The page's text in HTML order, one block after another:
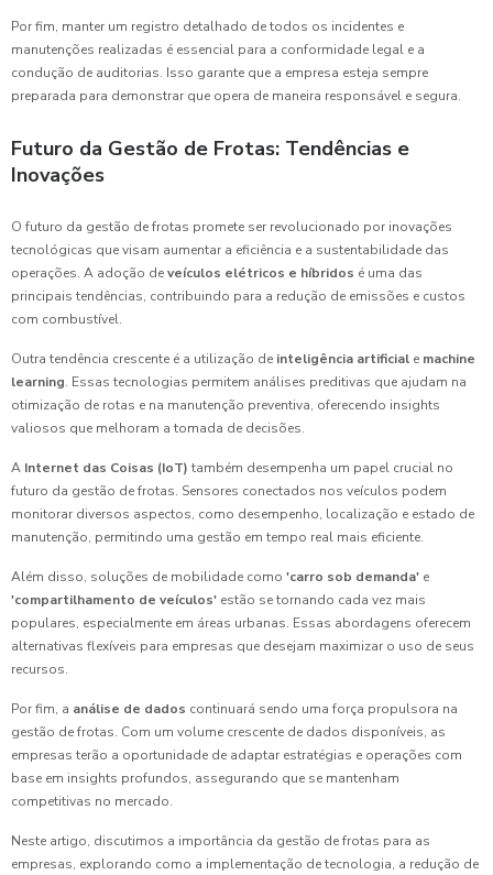
Por fim, manter um registro detalhado de todos os incidentes e
manutenções realizadas é essencial para a conformidade legal e a
condução de auditorias. Isso garante que a empresa esteja sempre
preparada para demonstrar que opera de maneira responsável e segura.
Futuro da Gestão de Frotas: Tendências e
Inovações
O futuro da gestão de frotas promete ser revolucionado por inovações
tecnológicas que visam aumentar a eficiência e a sustentabilidade das
operações. A adoção deveículos elétricos e híbridos é uma das
principais tendências, contribuindo para a redução de emissões e custos
com combustível.
Outra tendência crescente é a utilização de inteligência artificial e machine
learning. Essas tecnologias permitem análises preditivas que ajudam na
otimização de rotas e na manutenção preventiva, oferecendo insights
valiosos que melhoram a tomada de decisões.
A Internet das Coisas (IoT) também desempenha um papel crucial no
futuro da gestão de frotas. Sensores conectados nos veículos podem
monitorar diversos aspectos, como desempenho, localização e estado de
manutenção, permitindo uma gestão em tempo real mais eficiente.
Além disso, soluções de mobilidade como 'carro sob demanda' e
'compartilhamento de veículos' estão se tornando cada vez mais
populares, especialmente em áreas urbanas. Essas abordagens oferecem
alternativas flexíveis para empresas que desejam maximizar o uso de seus
recursos.
Por fim, a análise de dados continuará sendo uma força propulsora na
gestão de frotas. Com um volume crescente de dados disponíveis, as
empresas terão a oportunidade de adaptar estratégias e operações com
base em insights profundos, assegurando que se mantenham
competitivas no mercado.
Neste artigo, discutimos a importância da gestão de frotas para as
empresas, explorando como a implementação de tecnologia, a redução de